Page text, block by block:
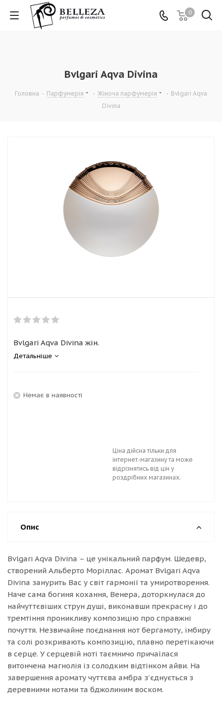
0
Bvlgari Aqva Divina
Головна - Парфумерія - Жіноча парфумерія - Bvlgari Aqva
Divina
Bvlgari Aqva Divina жін.
Детальніше
Немає в наявності
Ціна дійсна тільки для
інтернет-магазину та може
відрізнятись від цін у
роздрібних магазинах.
Опис
Bvlgari Aqva Divina – це унікальний парфум. Шедевр,
створений Альберто Моріллас. Аромат Bvlgari Aqva
Divina занурить Вас у світ гармонії та умиротворення.
Наче сама богиня кохання, Венера, доторкнулася до
найчуттєвіших струн душі, виконавши прекрасну і до
тремтіння проникливу композицію про справжні
почуття. Незвичайне поєднання нот бергамоту, імбиру
та солі розкривають композицію, плавно перетікаючи
в серце. У серцевій ноті таємничо причаїлася
витончена магнолія із солодким відтінком айви. На
завершення аромату чуттєва амбра з'єднується з
деревними нотами та бджолиним воском.